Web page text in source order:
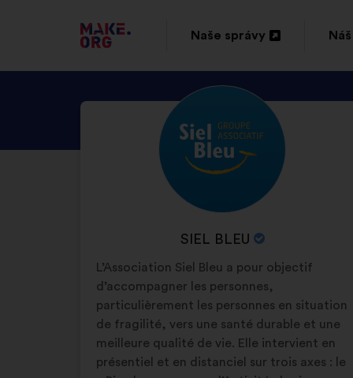
PREJSŤ
NA
DOMOVSKÚ
STRÁNKU
MAKE.ORG
Naše správy
karte
ZOZNÁMTE
SA
S
PROFILOM
SIEL
NÁZOV
ORGANIZÁCIE:
SIEL BLEU
Životopis:
L’Association Siel Bleu a pour objectif
d’accompagner les personnes,
particulièrement les personnes en situation
de fragilité, vers une santé durable et une
meilleure qualité de vie. Elle intervient en
présentiel et en distanciel sur trois axes : le